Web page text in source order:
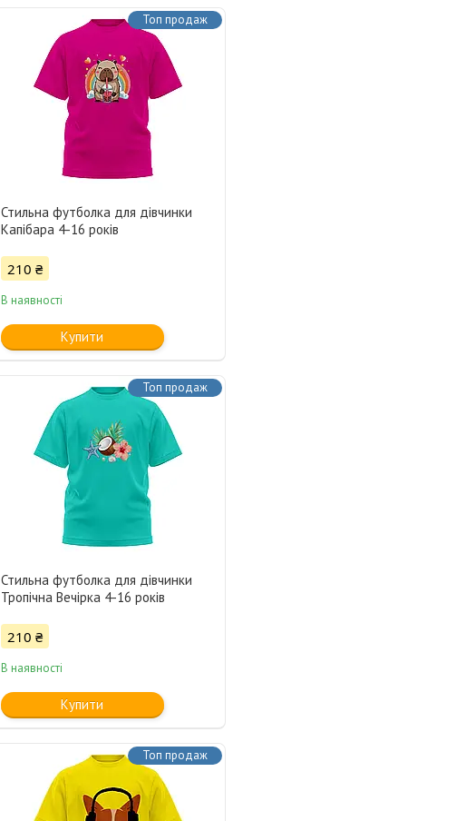
Топ продаж
Стильна футболка для дівчинки
Капібара 4-16 років
210 ₴
В наявності
Купити
Топ продаж
Стильна футболка для дівчинки
Тропічна Вечірка 4-16 років
210 ₴
В наявності
Купити
Топ продаж